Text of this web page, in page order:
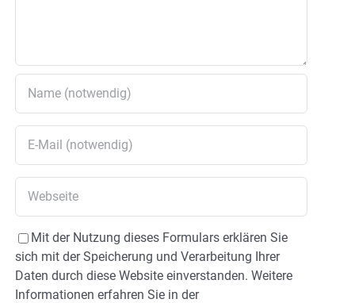
Mit der Nutzung dieses Formulars erklären Sie
sich mit der Speicherung und Verarbeitung Ihrer
Daten durch diese Website einverstanden. Weitere
Informationen erfahren Sie in der